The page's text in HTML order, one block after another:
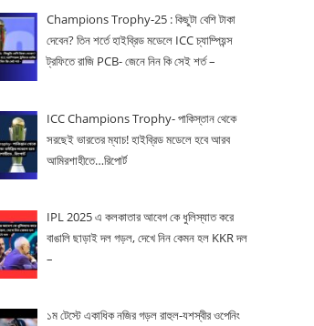
Champions Trophy-25 : কিছুটা বেশি টাকা
দেবেন? তিন শর্তে হাইব্রিড মডেলে ICC চ্যাম্পিয়ন্স
ট্রফিতে রাজি PCB- জেনে নিন কি সেই শর্ত –
ICC Champions Trophy- পাকিস্তান থেকে
সরছেই ভারতের ম্যাচ! হাইব্রিড মডেলে হবে আরব
আমিরশাহীতে…রিপোর্ট
IPL 2025 এ কলকাতার আবেগ কে ধুলিস্যাত করে
বাঙালি ছাড়াই দল গড়ল, দেখে নিন কেমন হল KKR দল
–
১ম টেস্টে একাধিক নজির গড়ল রাহুল-যশস্বীর ওপেনিং